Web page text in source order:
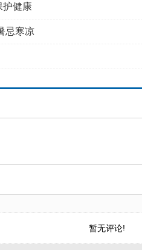
护健康
忌寒凉
暂无评论!